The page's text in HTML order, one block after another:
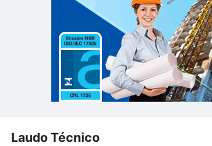
Laudo Técnico